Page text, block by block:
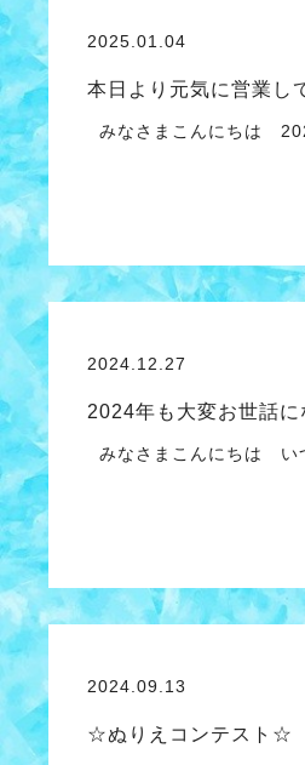
2025.01.04
本日より元気に営業し
みなさまこんにちは
2024.12.27
2024年も大変お世話に
みなさまこんにちは い
2024.09.13
☆ぬりえコンテスト☆